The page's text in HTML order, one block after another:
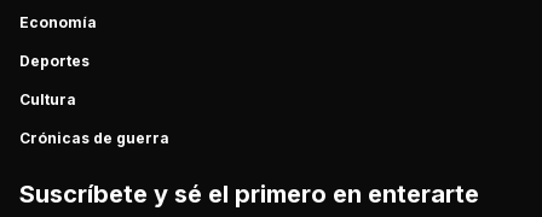
Economía
Deportes
Cultura
Crónicas de guerra
Suscríbete y sé el primero en enterarte